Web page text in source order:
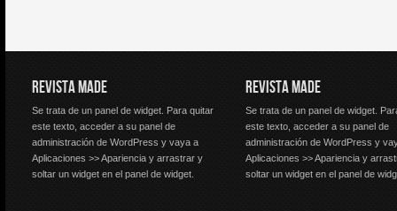
REVISTA MADE
Se trata de un panel de widget. Para quitar
este texto, acceder a su panel de
administración de WordPress y vaya a
Aplicaciones >> Apariencia y arrastrar y
soltar un widget en el panel de widget.
REVISTA MADE
Se trata de un panel de widget.
este texto, acceder a su panel de
administración de WordPress y
Aplicaciones >> Apariencia y
soltar un widget en el panel de